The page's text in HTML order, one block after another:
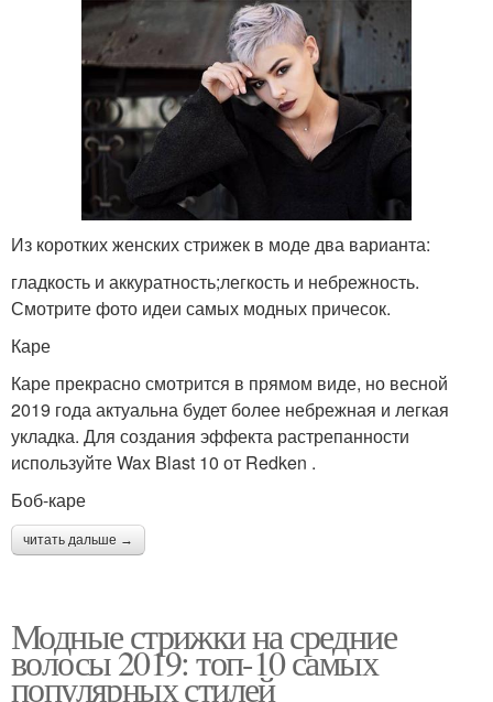
Из коротких женских стрижек в моде два варианта:
гладкость и аккуратность;легкость и небрежность.
Смотрите фото идеи самых модных причесок.
Каре
Каре прекрасно смотрится в прямом виде, но весной
2019 года актуальна будет более небрежная и легкая
укладка. Для создания эффекта растрепанности
используйте Wax Blast 10 от Redken .
Боб-каре
читать дальше →
Модные стрижки на средние
волосы 2019: топ-10 самых
популярных стилей